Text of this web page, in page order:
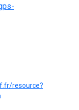
resource?